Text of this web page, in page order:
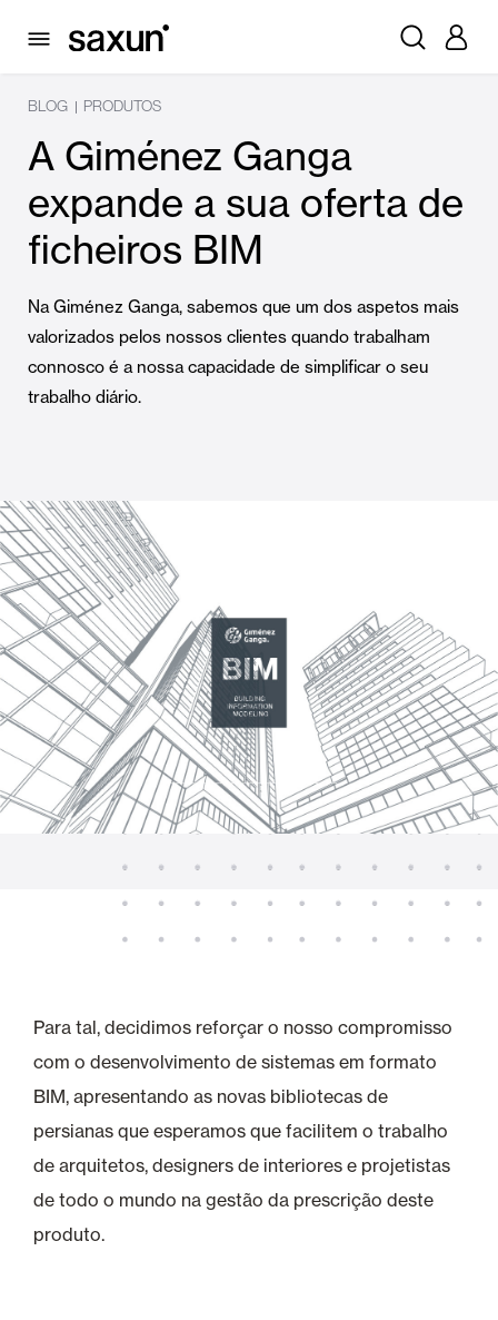
BLOG | PRODUTOS
A Giménez Ganga
expande a sua oferta de
ficheiros BIM
Na Giménez Ganga, sabemos que um dos aspetos mais
valorizados pelos nossos clientes quando trabalham
connosco é a nossa capacidade de simplificar o seu
trabalho diário.
Para tal, decidimos reforçar o nosso compromisso
com o desenvolvimento de sistemas em formato
BIM, apresentando as novas bibliotecas de
persianas que esperamos que facilitem o trabalho
de arquitetos, designers de interiores e projetistas
de todo o mundo na gestão da prescrição deste
produto.